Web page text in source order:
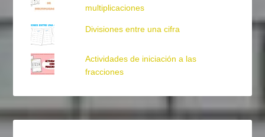
multiplicaciones
Divisiones entre una cifra
Actividades de iniciación a las
fracciones